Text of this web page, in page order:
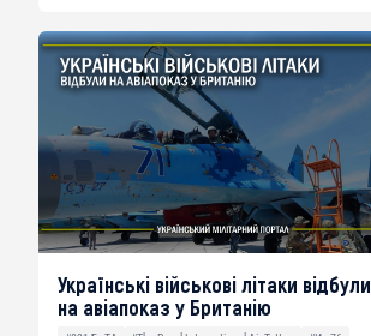
Українські військові літаки відбули
на авіапоказ у Британію